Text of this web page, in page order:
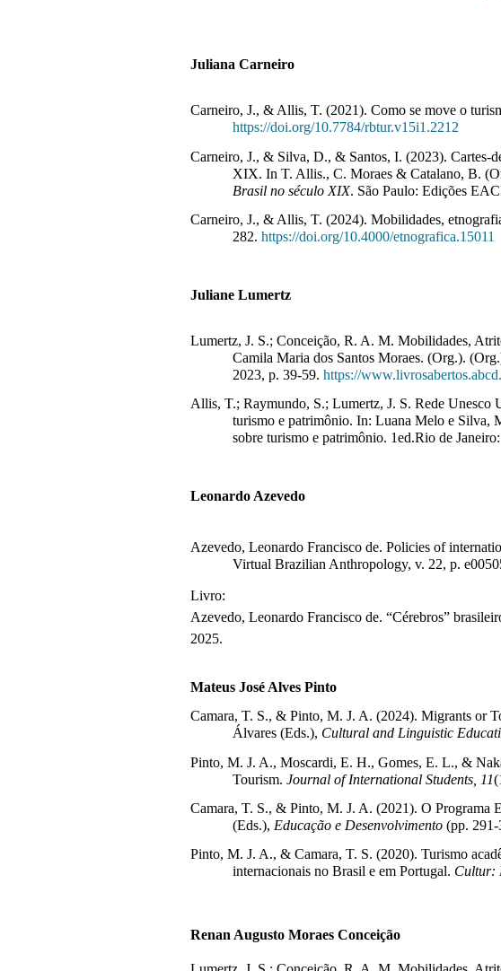
Juliana Carneiro
Carneiro, J., & Allis, T. (2021). Como se move o
https://doi.org/10.7784/rbtur.v15i1.2212
Carneiro, J., & Silva, D., & Santos, I. (2023). Cartes-
XIX. In T. Allis., C. Moraes & Catalano, B.
Brasil no século XIX. São Paulo: Edições
Carneiro, J., & Allis, T. (2024). Mobilidades,
282.https://doi.org/10.4000/etnografica.15011
Juliane Lumertz
Lumertz, J. S.; Conceição, R. A. M. Mobilidades,
Camila Maria dos Santos Moraes. (Org.).
2023, p. 39-59.https://www.livrosabertos.
Allis, T.; Raymundo, S.; Lumertz, J. S. Rede Unesco
turismo e patrimônio. In: Luana Melo e Silva,
sobre turismo e patrimônio. 1ed.Rio de
Leonardo Azevedo
Azevedo, Leonardo Francisco de. Policies of
Virtual Brazilian Anthropology, v. 22, p.
Livro:
Azevedo, Leonardo Francisco de. “Cérebros”
2025.
Mateus José Alves Pinto
Camara, T. S., & Pinto, M. J. A. (2024). Migrants or
Álvares (Eds.), Cultural and Linguistic
Pinto, M. J. A., Moscardi, E. H., Gomes, E. L., &
Tourism. Journal of International Students, 11
Camara, T. S., & Pinto, M. J. A. (2021). O Programa
(Eds.), Educação e Desenvolvimento (pp.
Pinto, M. J. A., & Camara, T. S. (2020). Turismo
internacionais no Brasil e em Portugal. Cultur:
Renan Augusto Moraes Conceição